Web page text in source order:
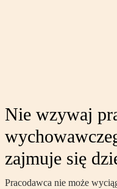
Nie wzywaj
zajmuje się
Pracodawca nie może